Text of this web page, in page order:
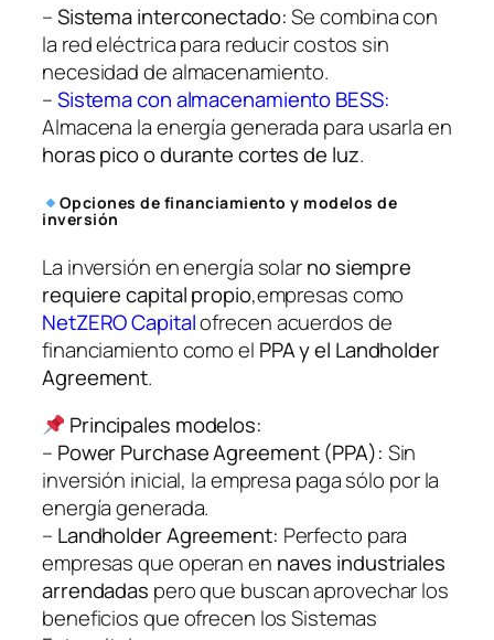
–Sistema interconectado:Se combina con
la red eléctrica para reducir costos sin
necesidad de almacenamiento.
–Sistema con almacenamiento BESS:
Almacena la energía generada para usarla en
horas pico o durante cortes de luz.
Opciones de financiamiento y modelos de
inversión
La inversión en energía solarno siempre
requiere capital propio,empresas como
NetZERO Capitalofrecen acuerdos de
financiamiento como el PPA y el Landholder
Agreement.
Principales modelos:
– Power Purchase Agreement (PPA): Sin
inversión inicial, la empresa paga sólo por la
energía generada.
– Landholder Agreement: Perfecto para
empresas que operan en naves industriales
arrendadas pero que buscan aprovechar los
beneficios que ofrecen los Sistemas